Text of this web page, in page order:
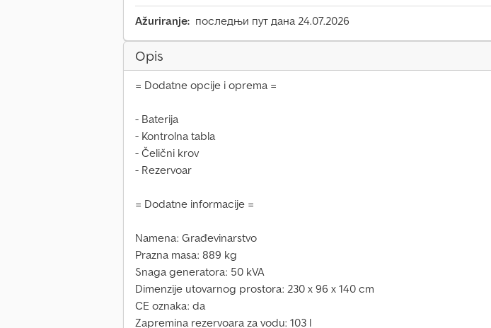
Ažuriranje: последњи пут дана 24.07.2026
Opis
= Dodatne opcije i oprema =
- Baterija
- Kontrolna tabla
- Čelični krov
- Rezervoar
= Dodatne informacije =
Namena: Građevinarstvo
Prazna masa: 889 kg
Snaga generatora: 50 kVA
Dimenzije utovarnog prostora: 230 x 96 x 140 cm
CE oznaka: da
Zapremina rezervoara za vodu: 103 l